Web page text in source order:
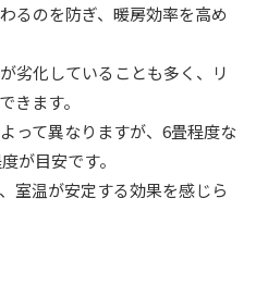
るのを防ぎ、暖房効率を高め
劣化していることも多く、リ
きます。
って異なりますが、6畳程度な
が目安です。
室温が安定する効果を感じら